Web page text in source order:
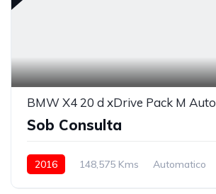
BMW X4 20 d xDrive Pack M Auto
Sob Consulta
2016 148,575 Kms Automatico